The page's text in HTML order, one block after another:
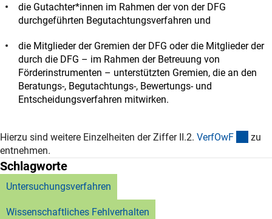
die Gutachter*innen im Rahmen der von der DFG
durchgeführten Begutachtungsverfahren und
die Mitglieder der Gremien der DFG oder die Mitglieder der
durch die DFG – im Rahmen der Betreuung von
Förderinstrumenten – unterstützten Gremien, die an den
Beratungs-, Begutachtungs-, Bewertungs- und
Entscheidungsverfahren mitwirken.
Hierzu sind weitere Einzelheiten der Ziffer II.2. VerfOwF
zu
entnehmen.
Schlagworte
Untersuchungsverfahren
Wissenschaftliches Fehlverhalten